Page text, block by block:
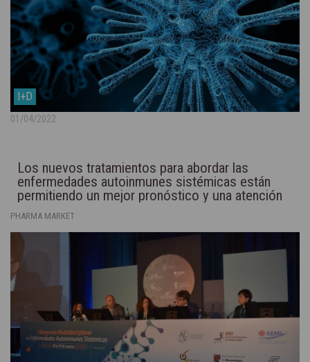
I+D
01/04/2022
Los nuevos tratamientos para abordar las
enfermedades autoinmunes sistémicas están
permitiendo un mejor pronóstico y una atención
más integradora
PHARMA MARKET